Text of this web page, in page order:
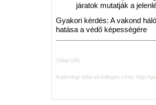
járatok mutatják a
Gyakori kérdés: A vakond
hatása a védő képességére
Oldal URL
A jelenlegi oldal elsődleges címe: http://